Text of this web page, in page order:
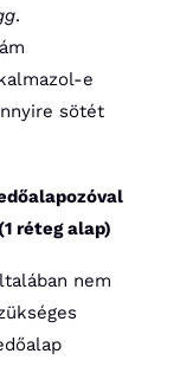
.
e
sötét
(1 réteg alap)
nem